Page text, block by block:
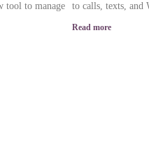
tool to manage
to calls, texts, and
Read more